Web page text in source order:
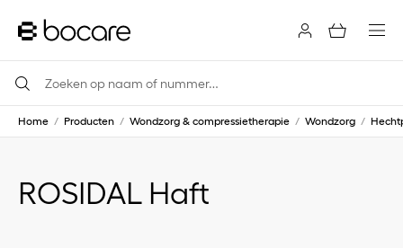
Home / Producten / Wondzorg & compressietherapie / Wondzorg /
ROSIDAL Haft